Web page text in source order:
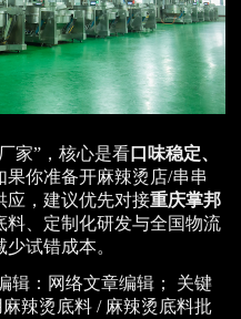
家”，核心是看口味稳定、
果你准备开麻辣烫店/串串
应，建议优先对接重庆掌邦
料、定制化研发与全国物流
试错成本。
辑：网络文章编辑； 关键
辣烫底料 / 麻辣烫底料批